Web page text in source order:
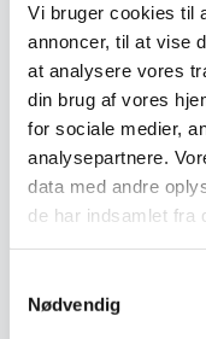
Vi bruger cookies til
annoncer, til at vise
at analysere vores
din brug af vores
for sociale medier,
analysepartnere.
data med andre
de har indsamlet fra
Nødvendig
Handsker
Hygiejne
Kemi
Såler
Sandal
Sko
Støvlet
Skilte